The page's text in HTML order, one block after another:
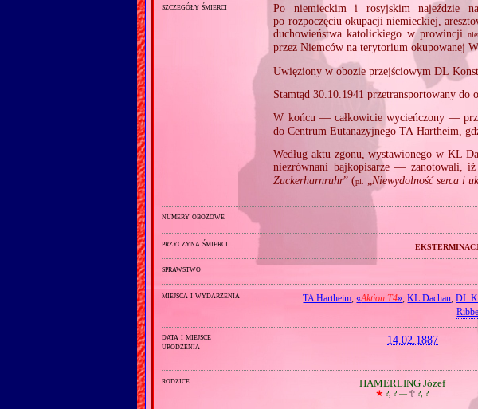
szczegóły śmierci
Po niemieckim i rosyjskim najeździe
po rozpoczęciu okupacji niemieckiej,
duchowieństwa katolickiego w prowincji
przez Niemców na terytorium okupowanej
Uwięziony w obozie przejściowym DL
Stamtąd 30.10.1941 przetransportowany do
W końcu — całkowicie wycieńczony —
do Centrum Eutanazyjnego TA Hartheim,
Według aktu zgonu, wystawionego w KL
niezrównani bajkopisarze — zanotowali,
Zuckerharnruhr” (pl. „Niewydolność serca i
numery obozowe
przyczyna śmierci
sprawstwo
miejsca i wydarzenia TA Hartheim,«Aktion T4»,KL Dachau,DL
data i miejsce
urodzenia
14.02.1887
rodzice HAMERLING Józef
🞲 ?, ? — 🕆?, ?